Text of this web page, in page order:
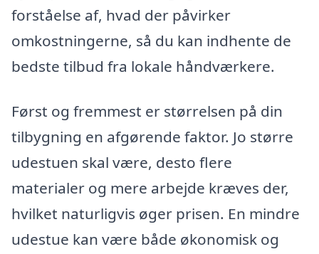
forståelse af, hvad der påvirker
omkostningerne, så du kan indhente de
bedste tilbud fra lokale håndværkere.
Først og fremmest er størrelsen på din
tilbygning en afgørende faktor. Jo større
udestuen skal være, desto flere
materialer og mere arbejde kræves der,
hvilket naturligvis øger prisen. En mindre
udestue kan være både økonomisk og